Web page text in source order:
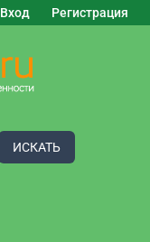
Вход Регистрация
ИСКАТЬ